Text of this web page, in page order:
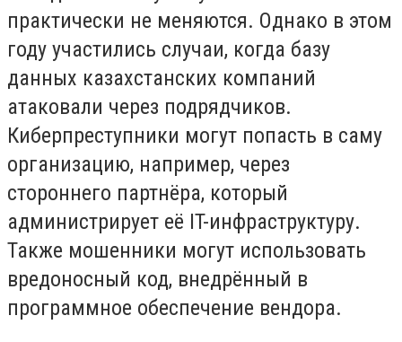
практически не меняются. Однако в этом
году участились случаи, когда базу
данных казахстанских компаний
атаковали через подрядчиков.
Киберпреступники могут попасть в саму
организацию, например, через
стороннего партнёра, который
администрирует её IT-инфраструктуру.
Также мошенники могут использовать
вредоносный код, внедрённый в
программное обеспечение вендора.